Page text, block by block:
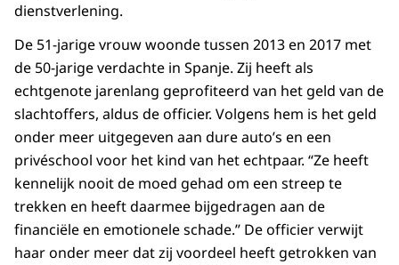
dienstverlening.
De 51-jarige vrouw woonde tussen 2013 en 2017 met
de 50-jarige verdachte in Spanje. Zij heeft als
echtgenote jarenlang geprofiteerd van het geld van de
slachtoffers, aldus de officier. Volgens hem is het geld
onder meer uitgegeven aan dure auto’s en een
privéschool voor het kind van het echtpaar. “Ze heeft
kennelijk nooit de moed gehad om een streep te
trekken en heeft daarmee bijgedragen aan de
financiële en emotionele schade.” De officier verwijt
haar onder meer dat zij voordeel heeft getrokken van